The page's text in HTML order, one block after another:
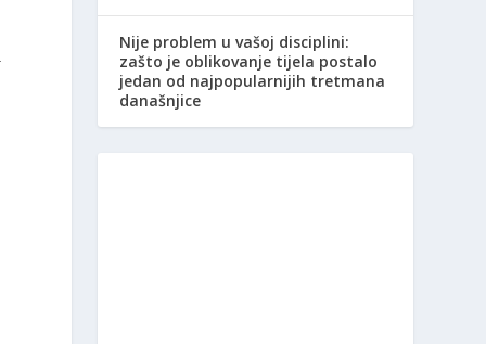
Nije problem u vašoj disciplini:
zašto je oblikovanje tijela postalo
jedan od najpopularnijih tretmana
današnjice